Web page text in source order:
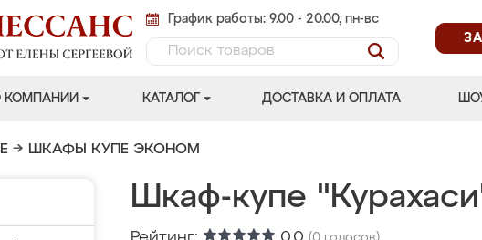
График работы: 9.00 - 20.00, пн-вс
КОМПАНИИ КАТАЛОГ ДОСТАВКА И ОПЛАТА
→ ШКАФЫ КУПЕ ЭКОНОМ
Шкаф-купе